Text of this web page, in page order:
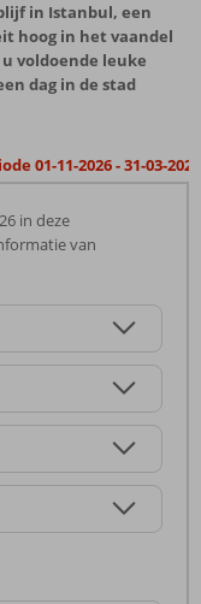
in Istanbul, een
hoog in het vaandel
voldoende leuke
dag in de stad
01-11-2026 - 31-03-2027
in deze
van